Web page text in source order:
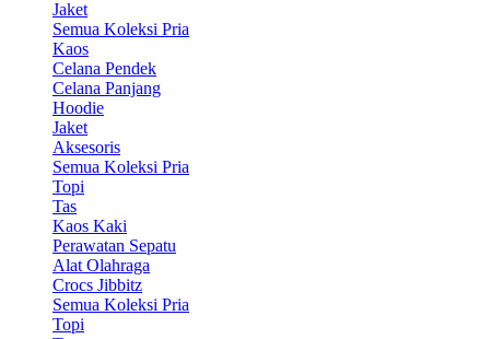
Jaket
Semua Koleksi Pria
Kaos
Celana Pendek
Celana Panjang
Hoodie
Jaket
Aksesoris
Semua Koleksi Pria
Topi
Tas
Kaos Kaki
Perawatan Sepatu
Alat Olahraga
Crocs Jibbitz
Semua Koleksi Pria
Topi